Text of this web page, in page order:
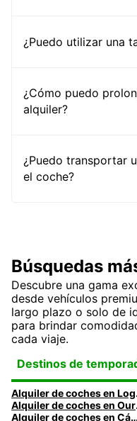
¿Puedo utilizar una
¿Cómo puedo
alquiler?
¿Puedo transportar
el coche?
Búsquedas
Descubre una gama
desde vehículos
largo plazo o solo de
para brindar
cada viaje.
Destinos de
Alquiler de